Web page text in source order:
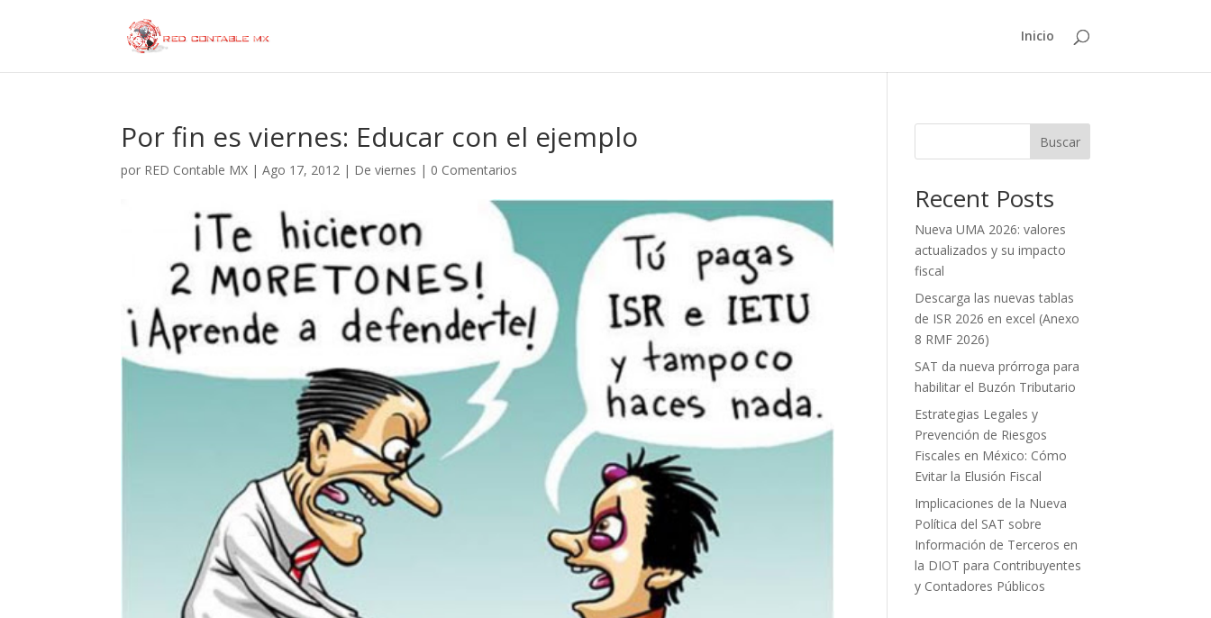
Inicio
Por fin es viernes: Educar con el ejemplo
por RED Contable MX |Ago 17, 2012 | De viernes | 0 Comentarios
Buscar
Recent Posts
Nueva UMA 2026: valores
actualizados y su impacto
fiscal
Descarga las nuevas tablas
de ISR 2026 en excel (Anexo
8 RMF 2026)
SAT da nueva prórroga para
habilitar el Buzón Tributario
Estrategias Legales y
Prevención de Riesgos
Fiscales en México: Cómo
Evitar la Elusión Fiscal
Implicaciones de la Nueva
Política del SAT sobre
Información de Terceros en
la DIOT para Contribuyentes
y Contadores Públicos